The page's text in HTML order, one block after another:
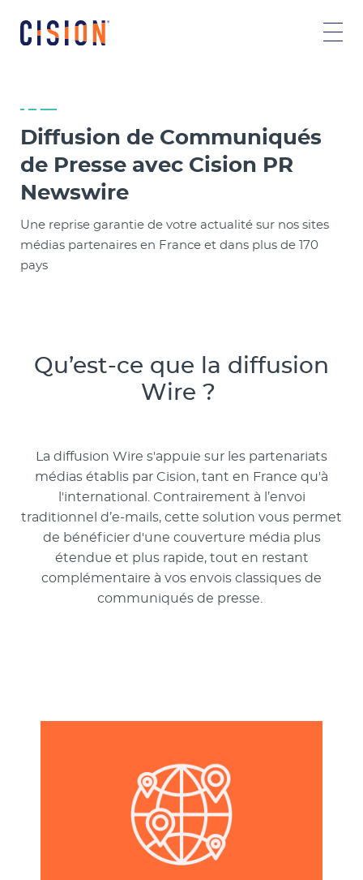
Diffusion de Communiqués
de Presse avec Cision PR
Newswire
Une reprise garantie de votre actualité sur nos sites
médias partenaires en France et dans plus de 170
pays
Qu’est-ce que la diffusion
Wire ?
La diffusion Wire s'appuie sur les partenariats
médias établis par Cision, tant en France qu'à
l'international. Contrairement à l’envoi
traditionnel d’e-mails, cette solution vous permet
de bénéficier d'une couverture média plus
étendue et plus rapide, tout en restant
complémentaire à vos envois classiques de
communiqués de presse.